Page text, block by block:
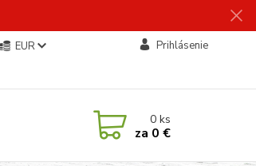
EUR Prihlásenie
0ks
za 0 €